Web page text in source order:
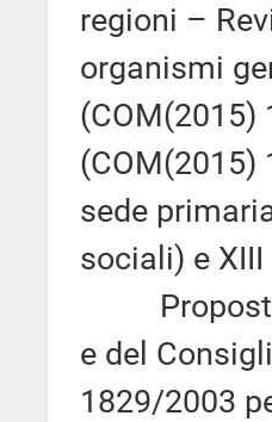
regioni –
organismi
(COM(2015)
(COM(2015)
sede
sociali) e
Proposta
e del
1829/2003